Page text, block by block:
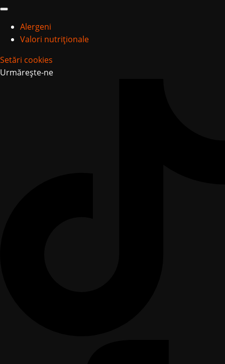
Alergeni
Valori nutriționale
Setări cookies
Urmărește-ne